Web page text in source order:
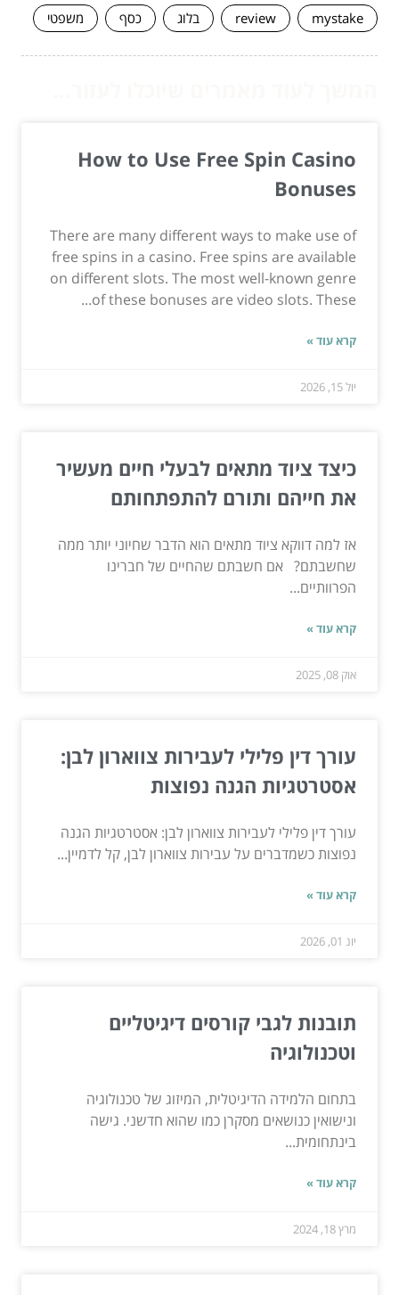
mystake
review בלוג כסף משפטי
How to Use Free Spin Casino
Bonuses
There are many different ways to make use of
free spins in a casino. Free spins are available
on different slots. The most well-known genre
of these bonuses are video slots. These...
קרא עוד »
יול 15, 2026
כיצד ציוד מתאים לבעלי חיים מעשיר
את חייהם ותורם להתפתחותם
אז למה דווקא ציוד מתאים הוא הדבר שחיוני יותר ממה
שחשבתם? אם חשבתם שהחיים של חברינו
הפרוותיים...
קרא עוד »
אוק 08, 2025
עורך דין פלילי לעבירות צווארון לבן:
אסטרטגיות הגנה נפוצות
עורך דין פלילי לעבירות צווארון לבן: אסטרטגיות הגנה
נפוצות כשמדברים על עבירות צווארון לבן, קל לדמיין...
קרא עוד »
יונ 01, 2026
תובנות לגבי קורסים דיגיטליים
וטכנולוגיה
בתחום הלמידה הדיגיטלית, המיזוג של טכנולוגיה
ונישואין כנושאים מסקרן כמו שהוא חדשני. גישה
בינתחומית...
קרא עוד »
מרץ 18, 2024